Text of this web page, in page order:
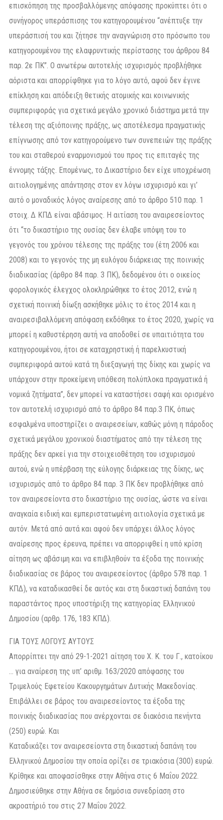
επισκόπηση της προσβαλλόμενης απόφασης προκύπτει ότι ο
συνήγορος υπεράσπισης του κατηγορουμένου “ανέπτυξε την
υπεράσπισή του και ζήτησε την αναγνώριση στο πρόσωπο του
κατηγορουμένου της ελαφρυντικής περίστασης του άρθρου 84
παρ. 2ε ΠΚ”. Ο ανωτέρω αυτοτελής ισχυρισμός προβλήθηκε
αόριστα και απορρίφθηκε για το λόγο αυτό, αφού δεν έγινε
επίκληση και απόδειξη θετικής ατομικής και κοινωνικής
συμπεριφοράς για σχετικά μεγάλο χρονικό διάστημα μετά την
τέλεση της αξιόποινης πράξης, ως αποτέλεσμα πραγματικής
επίγνωσης από τον κατηγορούμενο των συνεπειών της πράξης
του και σταθερού εναρμονισμού του προς τις επιταγές της
έννομης τάξης. Επομένως, το Δικαστήριο δεν είχε υποχρέωση
αιτιολογημένης απάντησης στον εν λόγω ισχυρισμό και γι’
αυτό ο μοναδικός λόγος αναίρεσης από το άρθρο 510 παρ. 1
στοιχ. Δ ΚΠΔ είναι αβάσιμος. Η αιτίαση του αναιρεσείοντος
ότι “το δικαστήριο της ουσίας δεν έλαβε υπόψη του το
γεγονός του χρόνου τέλεσης της πράξης του (έτη 2006 και
2008) και το γεγονός της μη ευλόγου διάρκειας της ποινικής
διαδικασίας (άρθρο 84 παρ. 3 ΠΚ), δεδομένου ότι ο οικείος
φορολογικός έλεγχος ολοκληρώθηκε το έτος 2012, ενώ η
σχετική ποινική δίωξη ασκήθηκε μόλις το έτος 2014 και η
αναιρεσιβαλλόμενη απόφαση εκδόθηκε το έτος 2020, χωρίς να
μπορεί η καθυστέρηση αυτή να αποδοθεί σε υπαιτιότητα του
κατηγορουμένου, ήτοι σε καταχρηστική ή παρελκυστική
συμπεριφορά αυτού κατά τη διεξαγωγή της δίκης και χωρίς να
υπάρχουν στην προκείμενη υπόθεση πολύπλοκα πραγματικά ή
νομικά ζητήματα”, δεν μπορεί να καταστήσει σαφή και ορισμένο
τον αυτοτελή ισχυρισμό από το άρθρο 84 παρ.3 ΠK, όπως
εσφαλμένα υποστηρίζει ο αναιρεσείων, καθώς μόνη η πάροδος
σχετικά μεγάλου χρονικού διαστήματος από την τέλεση της
πράξης δεν αρκεί για την στοιχειοθέτηση του ισχυρισμού
αυτού, ενώ η υπέρβαση της εύλογης διάρκειας της δίκης, ως
ισχυρισμός από το άρθρο 84 παρ. 3 ΠΚ δεν προβλήθηκε από
τον αναιρεσείοντα στο δικαστήριο της ουσίας, ώστε να είναι
αναγκαία ειδική και εμπεριστατωμένη αιτιολογία σχετικά με
αυτόν. Μετά από αυτά και αφού δεν υπάρχει άλλος λόγος
αναίρεσης προς έρευνα, πρέπει να απορριφθεί η υπό κρίση
αίτηση ως αβάσιμη και να επιβληθούν τα έξοδα της ποινικής
διαδικασίας σε βάρος του αναιρεσείοντος (άρθρο 578 παρ. 1
ΚΠΔ), να καταδικασθεί δε αυτός και στη δικαστική δαπάνη του
παραστάντος προς υποστήριξη της κατηγορίας Ελληνικού
Δημοσίου (αρθρ. 176, 183 ΚΠΔ).
ΓΙΑ ΤΟΥΣ ΛΟΓΟΥΣ ΑΥΤΟΥΣ
Απορρίπτει την από 29-1-2021 αίτηση του Χ. Κ. του Γ., κατοίκου
… για αναίρεση της υπ’ αριθμ. 163/2020 απόφασης του
Τριμελούς Εφετείου Κακουργημάτων Δυτικής Μακεδονίας.
Επιβάλλει σε βάρος του αναιρεσείοντος τα έξοδα της
ποινικής διαδικασίας που ανέρχονται σε διακόσια πενήντα
(250) ευρώ. Και
Καταδικάζει τον αναιρεσείοντα στη δικαστική δαπάνη του
Ελληνικού Δημοσίου την οποία ορίζει σε τριακόσια (300) ευρώ.
Κρίθηκε και αποφασίσθηκε στην Αθήνα στις 6 Μαΐου 2022.
Δημοσιεύθηκε στην Αθήνα σε δημόσια συνεδρίαση στο
ακροατήριό του στις 27 Μαΐου 2022.